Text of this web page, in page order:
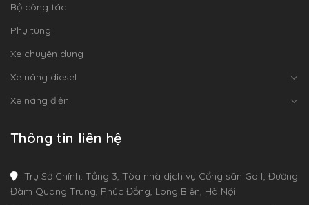
Bộ công tác
Phụ tùng
Xe chuyên dụng
Xe nâng diesel
Xe nâng điện
Thông tin liên hệ
Trụ Sở Chính: Tầng 3, Tòa nhà dịch vụ Cổng sân Golf, Đường
Đàm Quang Trung, Phúc Đồng, Long Biên, Hà Nội